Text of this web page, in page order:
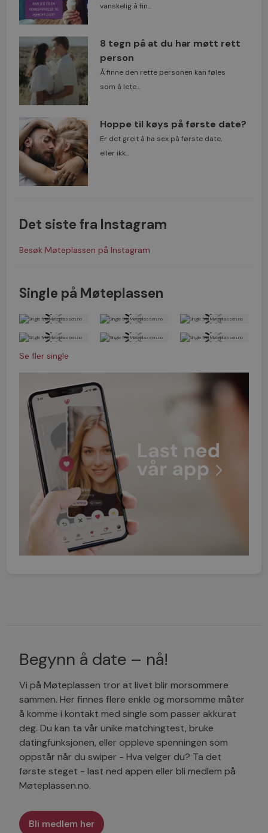
vanskelig å fin...
8 tegn på at du har møtt rett
person
Å finne den rette personen kan føles
som å lete...
Hoppe til køys på første date?
Er det greit å ha sex på første date,
eller ikk...
Det siste fra Instagram
Besøk Møteplassen på Instagram
Single på Møteplassen
Se fler single
Begynn å date – nå!
Vi på Møteplassen tror at livet blir morsommere
sammen. Her finnes flere enkle og morsomme måter
å komme i kontakt med single som passer akkurat
deg. Du kan ta vår unike matchingtest, bruke
datingfunksjonen, eller oppleve spenningen som
oppstår når du swiper - Hva velger du? Ta det
første steget - last ned appen eller bli medlem på
Møteplassen.no.
Bli medlem her